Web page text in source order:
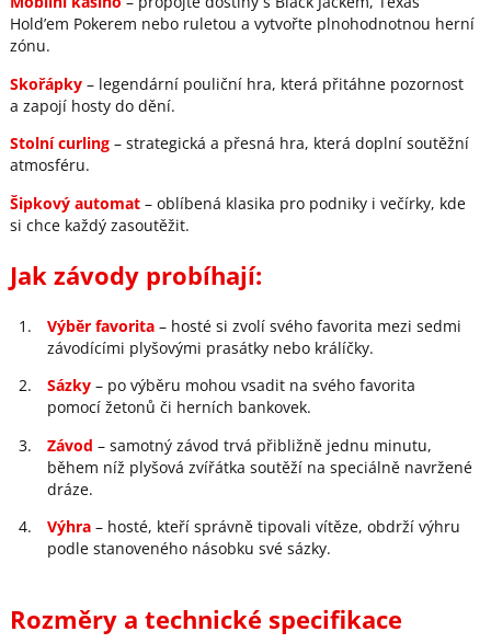
Hold’em Pokerem nebo ruletou a vytvořte plnohodnotnou herní
zónu.
Skořápky– legendární pouliční hra, která přitáhne pozornost
a zapojí hosty do dění.
Stolní curling– strategická a přesná hra, která doplní soutěžní
atmosféru.
Šipkový automat– oblíbená klasika pro podniky i večírky, kde
si chce každý zasoutěžit.
Jak závody probíhají:
Výběr favorita – hosté si zvolí svého favorita mezi sedmi
závodícími plyšovými prasátky nebo králíčky.
Sázky – po výběru mohou vsadit na svého favorita
pomocí žetonů či herních bankovek.
Závod – samotný závod trvá přibližně jednu minutu,
během níž plyšová zvířátka soutěží na speciálně navržené
dráze.
Výhra – hosté, kteří správně tipovali vítěze, obdrží výhru
podle stanoveného násobku své sázky.
Rozměry a technické specifikace